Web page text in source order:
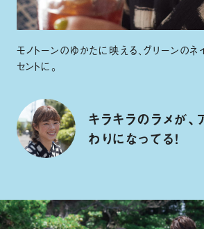
モノトーンのゆかたに映える、グリーンの
セントに。
キラキラのラメが
わりになってる！